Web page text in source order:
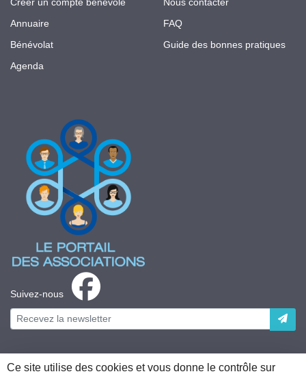
Suivez-nous
Annuaire
Bénévolat
Agenda
FAQ
Guide des bonnes pratiques
Ce site utilise des cookies et vous donne le contrôle sur